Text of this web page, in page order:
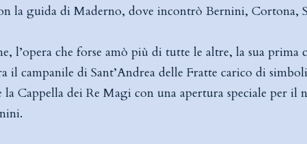
la guida di Maderno, dove incontrò Bernini, Cortona,
l’opera che forse amò più di tutte le altre, la sua prima
il campanile di Sant’Andrea delle Fratte carico di
Cappella dei Re Magi con una apertura speciale per